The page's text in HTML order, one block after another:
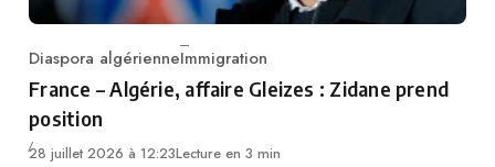
Category
Diaspora algérienneImmigration
France – Algérie, affaire Gleizes : Zidane prend
position
28 juillet 2026 à 12:23Lecture en 3 min